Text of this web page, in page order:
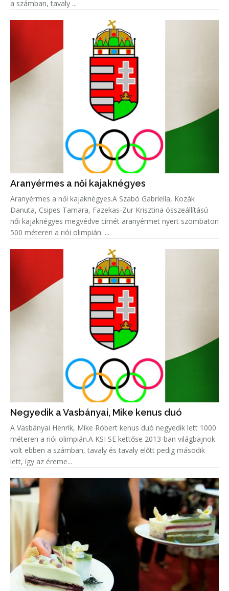
a számban, tavaly ...
Aranyérmes a női kajaknégyes
Aranyérmes a női kajaknégyes.A Szabó Gabriella, Kozák
Danuta, Csipes Tamara, Fazekas-Zur Krisztina összeállítású
női kajaknégyes megvédve címét aranyérmet nyert szombaton
500 méteren a riói olimpián. ...
Negyedik a Vasbányai, Mike kenus duó
A Vasbányai Henrik, Mike Róbert kenus duó negyedik lett 1000
méteren a riói olimpián.A KSI SE kettőse 2013-ban világbajnok
volt ebben a számban, tavaly és tavaly előtt pedig második
lett, így az éreme...